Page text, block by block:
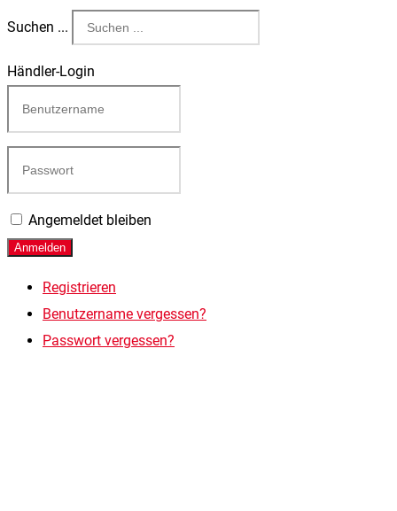
Suchen ...
Händler-Login
Angemeldet bleiben
Anmelden
Registrieren
Benutzername vergessen?
Passwort vergessen?